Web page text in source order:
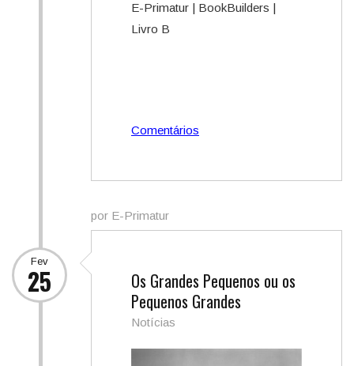
E-Primatur | BookBuilders |
Livro B
Comentários
por E-Primatur
Fev
25
Os Grandes Pequenos ou os
Pequenos Grandes
Notícias